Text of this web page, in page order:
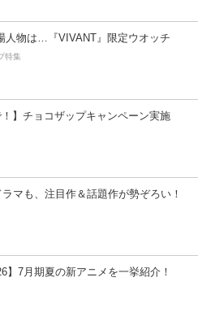
人物は…『VIVANT』限定ウオッチ
特集
！】チョコザップキャンペーン実施
マも、注目作＆話題作が勢ぞろい！
】7月期夏の新アニメを一挙紹介！